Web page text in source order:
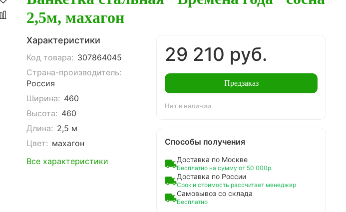
2,5м, махагон
Характеристики
Код товара: 307864045
Страна-производитель:
Россия
Ширина: 460
Высота: 460
Длина: 2,5 м
Цвет: махагон
Все характеристики
29 210 руб.
Предзаказ
Нет в наличии
Способы получения
Доставка по Москве
Бесплатно на сумму от 50 000р.
Доставка по России
Срок и стоимость рассчитает менеджер
Самовывоз со склада
Бесплатно